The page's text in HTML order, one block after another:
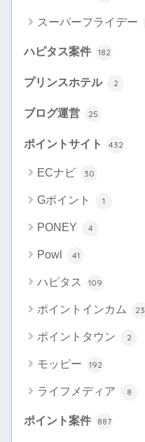
スーパーフライデー
ハピタス案件 182
プリンスホテル 2
ブログ運営 25
ポイントサイト 432
ECナビ 30
Gポイント 1
PONEY 4
Powl 41
ハピタス 109
ポイントインカム 23
ポイントタウン 2
モッピー 192
ライフメディア 8
ポイント案件 887